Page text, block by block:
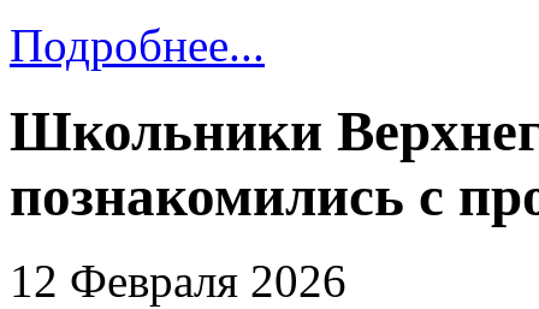
Подробнее...
Школьники
познакомились с
12 Февраля 2026